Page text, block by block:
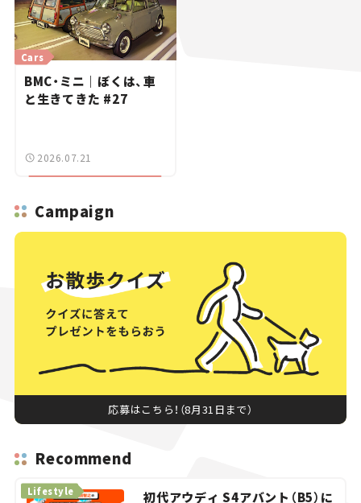
Cars
BMC・ミニ｜ぼくは、車
と生きてきた #27
2026.07.21
Campaign
応募はこちら！（8月31日まで）
Recommend
初代アウディ S4アバント（B5）に
Lifestyle